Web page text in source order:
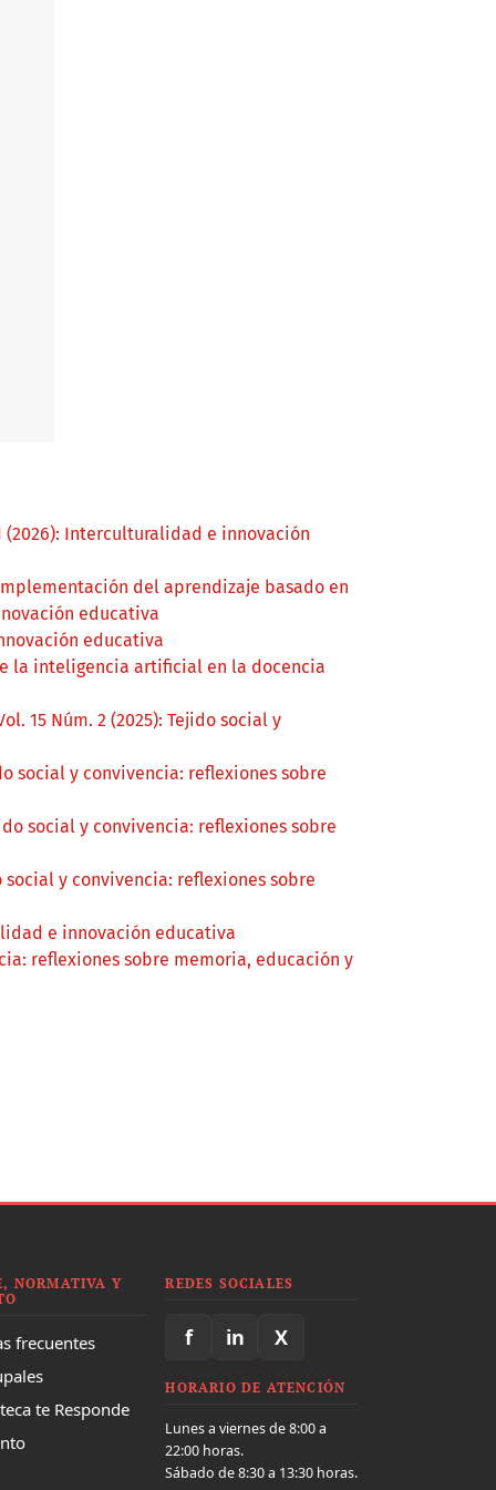
(2026): Interculturalidad e innovación
del aprendizaje basado en
educativa
educativa
la inteligencia artificial en la docencia
15 Núm. 2 (2025): Tejido social y
social y convivencia: reflexiones sobre
social y convivencia: reflexiones sobre
social y convivencia: reflexiones sobre
e innovación educativa
reflexiones sobre memoria, educación y
NORMATIVA Y
frecuentes
te Responde
REDES SOCIALES
f in X
HORARIO DE ATENCIÓN
Lunes a viernes de 8:00 a
22:00 horas.
Sábado de 8:30 a 13:30 horas.